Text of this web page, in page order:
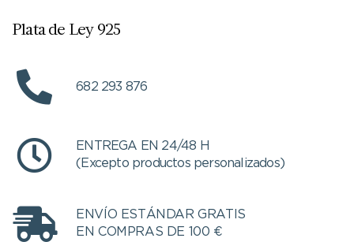
Plata de Ley 925
682 293 876
ENTREGA EN 24/48 H
(Excepto productos personalizados)
ENVÍO ESTÁNDAR GRATIS
EN COMPRAS DE 100 €